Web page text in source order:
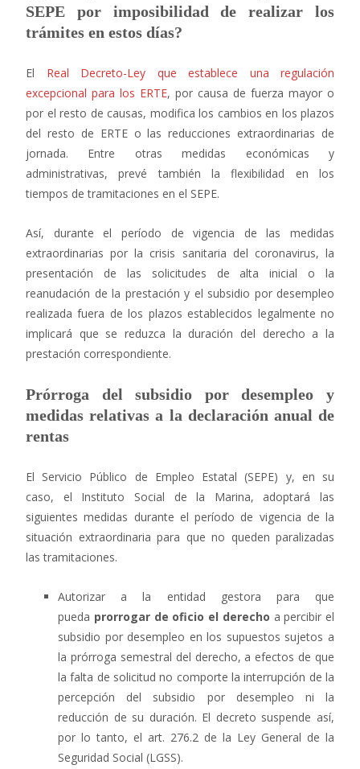
SEPE por imposibilidad de realizar los
trámites en estos días?
El Real Decreto-Ley que establece una regulación
excepcional para los ERTE, por causa de fuerza mayor o
por el resto de causas, modifica los cambios en los plazos
del resto de ERTE o las reducciones extraordinarias de
jornada. Entre otras medidas económicas y
administrativas, prevé también la flexibilidad en los
tiempos de tramitaciones en el SEPE.
Así, durante el período de vigencia de las medidas
extraordinarias por la crisis sanitaria del coronavirus, la
presentación de las solicitudes de alta inicial o la
reanudación de la prestación y el subsidio por desempleo
realizada fuera de los plazos establecidos legalmente no
implicará que se reduzca la duración del derecho a la
prestación correspondiente.
Prórroga del subsidio por desempleo y
medidas relativas a la declaración anual de
rentas
El Servicio Público de Empleo Estatal (SEPE) y, en su
caso, el Instituto Social de la Marina, adoptará las
siguientes medidas durante el período de vigencia de la
situación extraordinaria para que no queden paralizadas
las tramitaciones.
Autorizar a la entidad gestora para que
pueda prorrogar de oficio el derecho a percibir el
subsidio por desempleo en los supuestos sujetos a
la prórroga semestral del derecho, a efectos de que
la falta de solicitud no comporte la interrupción de la
percepción del subsidio por desempleo ni la
reducción de su duración. El decreto suspende así,
por lo tanto, el art. 276.2 de la Ley General de la
Seguridad Social (LGSS).